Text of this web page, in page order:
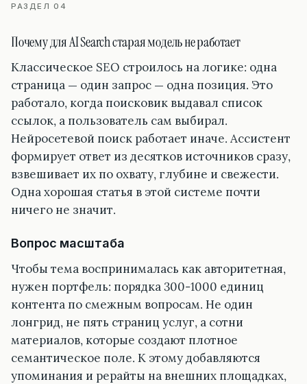
РАЗДЕЛ 04
Почему для AI Search старая модель не работает
Классическое SEO строилось на логике: одна
страница — один запрос — одна позиция. Это
работало, когда поисковик выдавал список
ссылок, а пользователь сам выбирал.
Нейросетевой поиск работает иначе. Ассистент
формирует ответ из десятков источников сразу,
взвешивает их по охвату, глубине и свежести.
Одна хорошая статья в этой системе почти
ничего не значит.
Вопрос масштаба
Чтобы тема воспринималась как авторитетная,
нужен портфель: порядка 300-1000 единиц
контента по смежным вопросам. Не один
лонгрид, не пять страниц услуг, а сотни
материалов, которые создают плотное
семантическое поле. К этому добавляются
упоминания и рерайты на внешних площадках,